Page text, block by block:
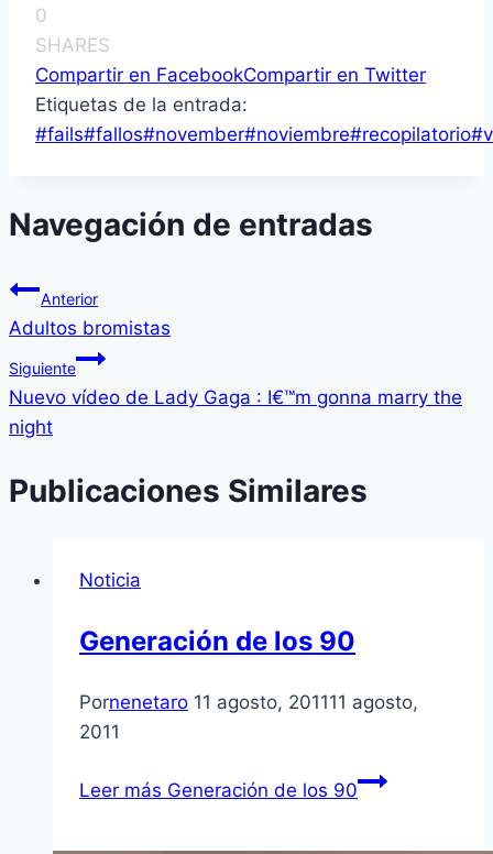
0
SHARES
Compartir en FacebookCompartir en Twitter
Etiquetas de la entrada:
#fails#fallos#november#noviembre#recopilatorio#
Navegación de entradas
Anterior
Adultos bromistas
Siguiente
Nuevo ví­deo de Lady Gaga : I€™m gonna marry the
night
Publicaciones Similares
Noticia
Generación de los 90
Pornenetaro 11 agosto, 201111 agosto,
2011
Leer más Generación de los 90